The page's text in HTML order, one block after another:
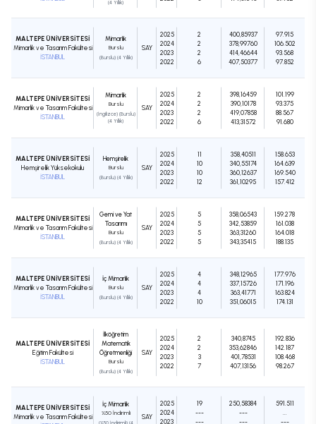
(4 Yıllık)
MALTEPE ÜNİVERSİTESİ
Mimarlık ve Tasarım Fakültesi
İSTANBUL
Mimarlık
Burslu
(Burslu) (4 Yıllık)
SAY
2025
2024
2023
2022
2
2
2
6
400,85937
378,99760
414,46644
407,50377
97.915
106.502
93.568
97.852
MALTEPE ÜNİVERSİTESİ
Mimarlık ve Tasarım Fakültesi
İSTANBUL
Mimarlık
Burslu
(İngilizce) (Burslu)
(4 Yıllık)
SAY
2025
2024
2023
2022
2
2
2
6
398,16459
390,10178
419,07858
413,31572
101.199
93.375
88.567
91.680
MALTEPE ÜNİVERSİTESİ
Hemşirelik Yüksekokulu
İSTANBUL
Hemşirelik
Burslu
(Burslu) (4 Yıllık)
SAY
2025
2024
2023
2022
11
10
10
12
358,40511
340,55174
360,12637
361,10295
158.653
164.639
169.540
157.412
MALTEPE ÜNİVERSİTESİ
Mimarlık ve Tasarım Fakültesi
İSTANBUL
Gemi ve Yat
Tasarımı
Burslu
(Burslu) (4 Yıllık)
SAY
2025
2024
2023
2022
5
5
5
5
358,06543
342,53859
363,31260
343,35415
159.278
161.038
164.018
188.135
MALTEPE ÜNİVERSİTESİ
Mimarlık ve Tasarım Fakültesi
İSTANBUL
İç Mimarlık
Burslu
(Burslu) (4 Yıllık)
SAY
2025
2024
2023
2022
4
4
4
10
348,12965
337,15726
363,41771
351,06015
177.976
171.196
163.824
174.131
MALTEPE ÜNİVERSİTESİ
Eğitim Fakültesi
İSTANBUL
İlköğretim
Matematik
Öğretmenliği
Burslu
(Burslu) (4 Yıllık)
SAY
2025
2024
2023
2022
2
2
3
7
340,8745
353,62846
401,78531
407,13156
192.836
142.187
108.468
98.267
MALTEPE ÜNİVERSİTESİ
Mimarlık ve Tasarım Fakültesi
İç Mimarlık
%50 İndirimli SAY
2025
2024
2023
19
---
---
250,58384
---
---
591.511
---